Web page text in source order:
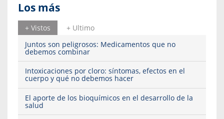
Los más
+ Vistos
+ Ultimo
Juntos son peligrosos: Medicamentos que no
debemos combinar
Intoxicaciones por cloro: síntomas, efectos en el
cuerpo y qué no debemos hacer
El aporte de los bioquímicos en el desarrollo de la
salud